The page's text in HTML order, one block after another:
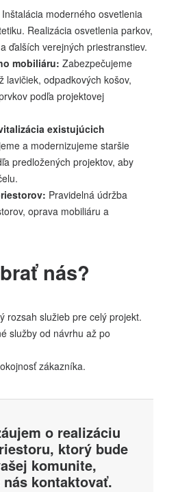
Inštalácia moderného osvetlenia
Realizácia osvetlenia parkov,
ďalších verejných priestranstiev.
mobiliáru: Zabezpečujeme
lavičiek, odpadkových košov,
podľa projektovej
existujúcich
a modernizujeme staršie
predložených projektov, aby
Pravidelná údržba
oprava mobiliáru a
nás?
rozsah služieb pre celý projekt.
služby od návrhu až po
zákazníka.
o realizáciu
ktorý bude
komunite,
nás kontaktovať.